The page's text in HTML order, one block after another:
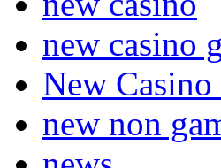
new casino
New
new non